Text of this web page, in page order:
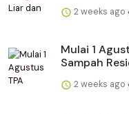
2 weeks ago
Mulai 1
Sampah
2 weeks ago